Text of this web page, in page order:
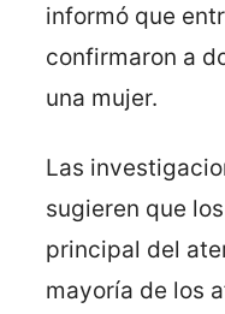
informó que
confirmaron a
una mujer.
Las
sugieren que
principal del
mayoría de los